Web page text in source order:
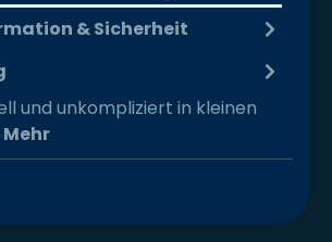
& Sicherheit
und unkompliziert in kleinen
Mehr